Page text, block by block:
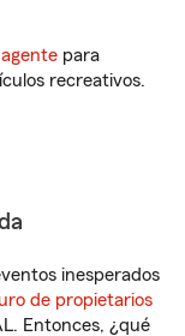
para
recreativos.
inesperados
de propietarios
Entonces, ¿qué